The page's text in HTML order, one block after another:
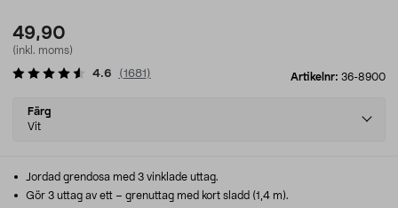
49,90
(inkl. moms)
Artikelnr: 36-8900
4.6 (1681 )
Select
variant
Färg
Vit
Jordad grendosa med 3 vinklade uttag.
Gör 3 uttag av ett – grenuttag med kort sladd (1,4 m).